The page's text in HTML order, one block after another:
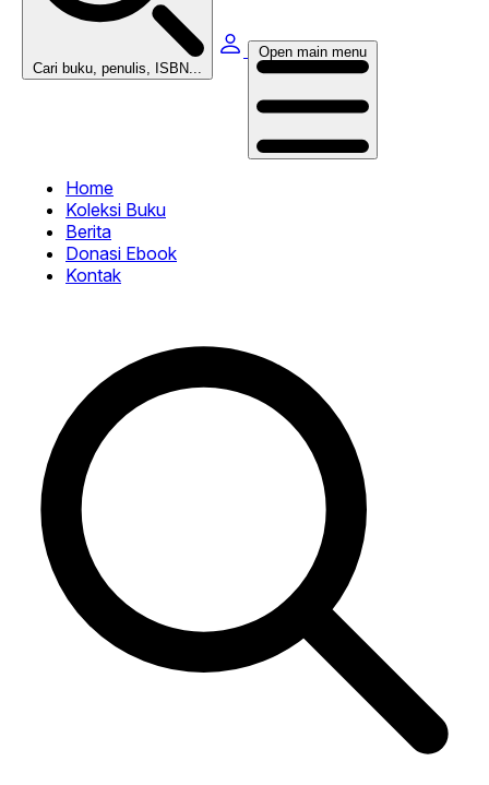
Cari buku, penulis, ISBN...
Open main menu
Home
Koleksi Buku
Berita
Donasi Ebook
Kontak